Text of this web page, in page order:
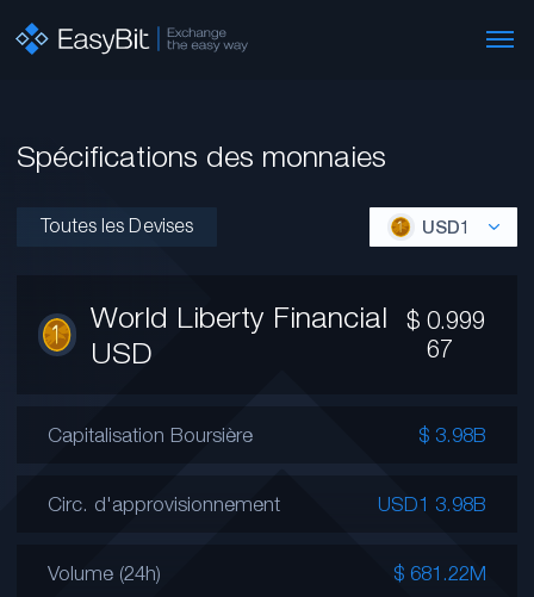
Spécifications des monnaies
Toutes les Devises USD1
World Liberty Financial
USD
$ 0.999
67
Capitalisation Boursière $ 3.98B
Circ. d'approvisionnement USD1 3.98B
Volume (24h) $ 681.22M